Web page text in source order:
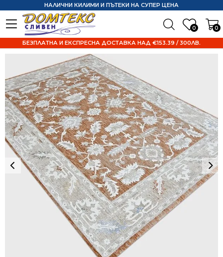
0 0
НАЛИЧНИ КИЛИМИ И ПЪТЕКИ НА СУПЕР ЦЕНА
БЕЗПЛАТНА И ЕКСПРЕСНА ДОСТАВКА НАД €153.39 / 300ЛВ.